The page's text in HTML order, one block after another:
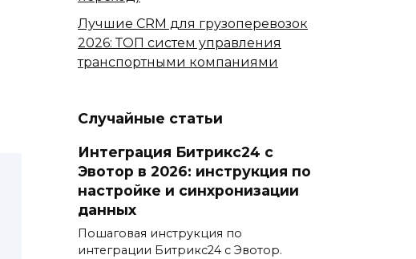
Лучшие CRM для грузоперевозок
2026: ТОП систем управления
транспортными компаниями
Случайные статьи
Интеграция Битрикс24 с
Эвотор в 2026: инструкция по
настройке и синхронизации
данных
Пошаговая инструкция по
интеграции Битрикс24 с Эвотор.